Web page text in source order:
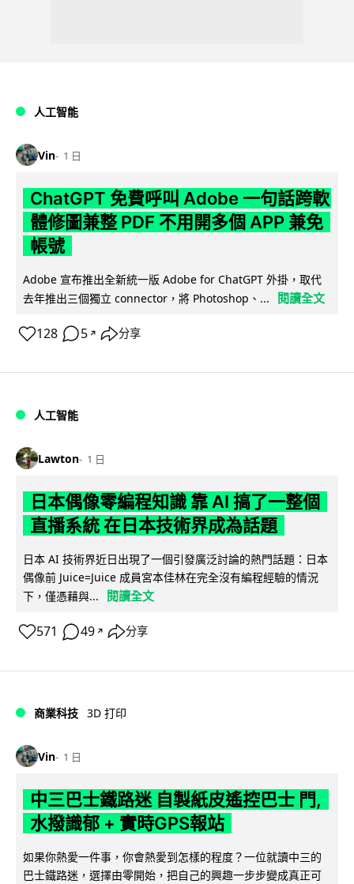
人工智能
Vin 1 日
ChatGPT 免費呼叫 Adobe 一句話跨軟
體修圖兼整 PDF 不用開多個 APP 兼免
帳號
Adobe 宣布推出全新統一版 Adobe for ChatGPT 外掛，取代
去年推出三個獨立 connector，將 Photoshop、...
閱讀全文
128 5 ↗ 分享
人工智能
Lawton 1 日
日本偶像零編程知識 靠 AI 搞了一整個
直播系統 在日本技術界成為話題
日本 AI 技術界近日出現了一個引發廣泛討論的熱門話題：日本
偶像前 Juice=Juice 成員宮本佳林在完全沒有編程經驗的情況
下，僅憑藉與...
閱讀全文
571 49 ↗ 分享
商業科技 3D 打印
Vin 1 日
中三巴士鐵路迷 自製紙皮遙控巴士 門,
水撥識郁 + 實時GPS報站
如果你熱愛一件事，你會熱愛到怎樣的程度？一位就讀中三的
巴士鐵路迷，選擇由零開始，把自己的興趣一步步變成真正可